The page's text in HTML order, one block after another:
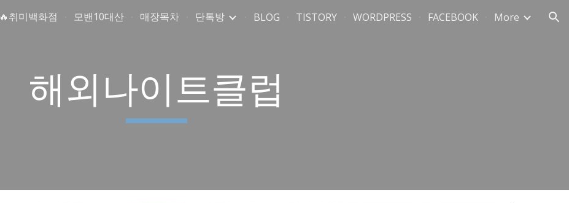
Skip to main content Skip to navigation
🔥취미백화점 모밴10대산 매장목차 단톡방 BLOG TISTORY WORDPRESS FACEBOOK More
해외나이트클럽